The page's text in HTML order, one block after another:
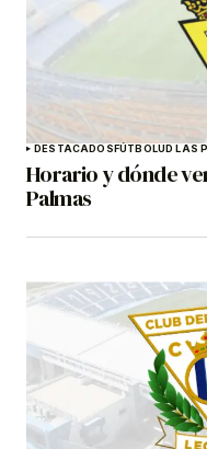
DESTACADOS FÚTBOLUD LAS
Horario y dónde
Palmas